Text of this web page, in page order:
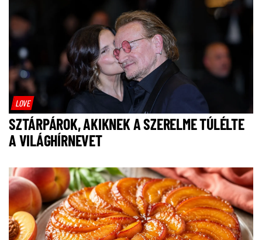
LOVE
SZTÁRPÁROK, AKIKNEK A SZERELME TÚLÉLTE
A VILÁGHÍRNEVET